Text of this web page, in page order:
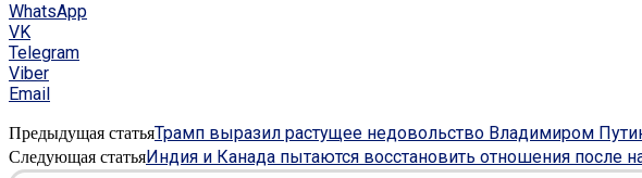
WhatsApp
VK
Telegram
Viber
Email
Предыдущая статьяТрамп выразил растущее недовольство Владимиром
Следующая статьяИндия и Канада пытаются восстановить отношения после